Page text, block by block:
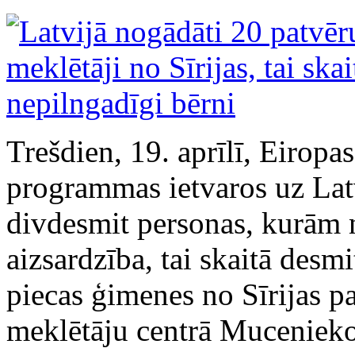
Trešdien, 19. aprīlī,
programmas ietvaros uz
divdesmit personas, kurām
aizsardzība, tai skaitā
piecas ģimenes no Sīrijas
meklētāju centrā